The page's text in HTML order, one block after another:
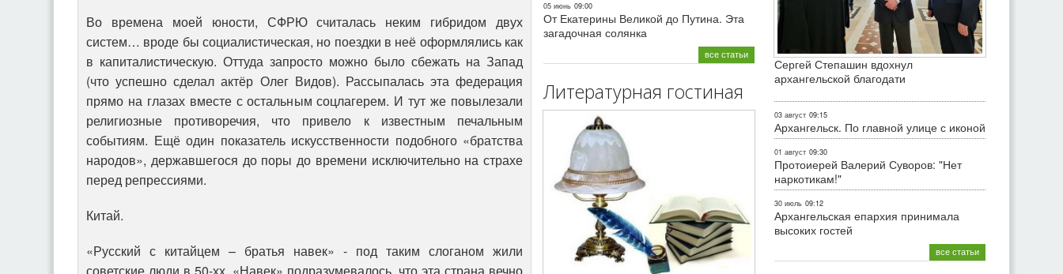
Во времена моей юности, СФРЮ считалась неким гибридом двух
систем… вроде бы социалистическая, но поездки в неё оформлялись как
в капиталистическую. Оттуда запросто можно было сбежать на Запад
(что успешно сделал актёр Олег Видов). Рассыпалась эта федерация
прямо на глазах вместе с остальным соцлагерем. И тут же повылезали
религиозные противоречия, что привело к известным печальным
событиям. Ещё один показатель искусственности подобного «братства
народов», державшегося до поры до времени исключительно на страхе
перед репрессиями.
Китай.
«Русский с китайцем – братья навек» - под таким слоганом жили
05 июнь 09:00
От Екатерины Великой до Путина. Эта
загадочная солянка
все статьи
Литературная гостиная
Сергей Степашин вдохнул
архангельской благодати
03 август 09:15
Архангельск. По главной улице с иконой
01 август 09:30
Протоиерей Валерий Суворов: "Нет
наркотикам!"
30 июль 09:12
Архангельская епархия принимала
высоких гостей
все статьи